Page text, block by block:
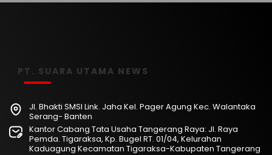
PT. SUARA UTAMA NEWS
Jl. Bhakti SMSI Link. Jaha Kel. Pager Agung Kec. Walantaka
Serang- Banten
Kantor Cabang Tata Usaha Tangerang Raya: Jl. Raya
Pemda. Tigaraksa, Kp. Bugel RT. 01/04, Kelurahan
Kaduagung Kecamatan Tigaraksa-Kabupaten Tangerang